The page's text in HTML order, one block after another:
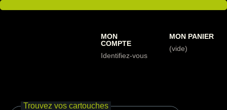
MON
COMPTE
Identifiez-vous
MON PANIER
(vide)
Trouvez vos cartouches